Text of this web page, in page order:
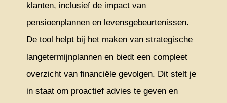
klanten, inclusief de impact van
pensioenplannen en levensgebeurtenissen.
De tool helpt bij het maken van strategische
langetermijnplannen en biedt een compleet
overzicht van financiële gevolgen. Dit stelt je
in staat om proactief advies te geven en